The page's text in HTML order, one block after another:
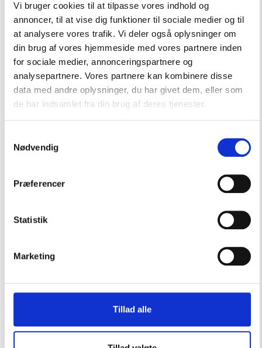
Vi bruger cookies til at tilpasse vores indhold og
annoncer, til at vise dig funktioner til sociale medier og til
at analysere vores trafik. Vi deler også oplysninger om
din brug af vores hjemmeside med vores partnere inden
for sociale medier, annonceringspartnere og
analysepartnere. Vores partnere kan kombinere disse
data med andre oplysninger, du har givet dem, eller som
de har indsamlet fra din brug af deres tjenester.
Nødvendig
Præferencer
Statistik
Marketing
Tillad alle
Klædekroge
Kop- & flaskeholdere
Måtter
Olielamper
Skibsklokker
Teaktræs produkter
Service & tekstiler
Lanterner & Lys
Pantry, Toilet & VVS
Rig, dæksudstyr & Tovværk
Sejlertøj & Sko